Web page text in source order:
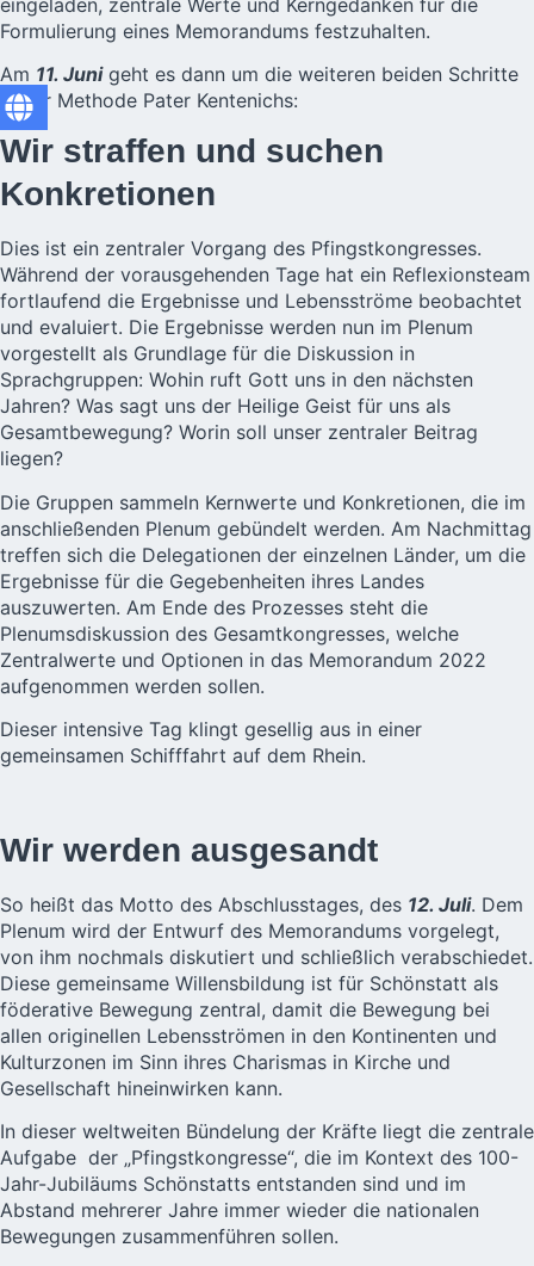
Formulierung eines Memorandums festzuhalten.
Am 11. Junigeht es dann um die weiteren beiden Schritte
in der Methode Pater Kentenichs:
Wir straffen und suchen
Konkretionen
Dies ist ein zentraler Vorgang des Pfingstkongresses.
Während der vorausgehenden Tage hat ein Reflexionsteam
fortlaufend die Ergebnisse und Lebensströme beobachtet
und evaluiert. Die Ergebnisse werden nun im Plenum
vorgestellt als Grundlage für die Diskussion in
Sprachgruppen: Wohin ruft Gott uns in den nächsten
Jahren? Was sagt uns der Heilige Geist für uns als
Gesamtbewegung? Worin soll unser zentraler Beitrag
liegen?
Die Gruppen sammeln Kernwerte und Konkretionen, die im
anschließenden Plenum gebündelt werden. Am Nachmittag
treffen sich die Delegationen der einzelnen Länder, um die
Ergebnisse für die Gegebenheiten ihres Landes
auszuwerten. Am Ende des Prozesses steht die
Plenumsdiskussion des Gesamtkongresses, welche
Zentralwerte und Optionen in das Memorandum 2022
aufgenommen werden sollen.
Dieser intensive Tag klingt gesellig aus in einer
gemeinsamen Schifffahrt auf dem Rhein.
Wir werden ausgesandt
So heißt das Motto des Abschlusstages, des 12. Juli. Dem
Plenum wird der Entwurf des Memorandums vorgelegt,
von ihm nochmals diskutiert und schließlich verabschiedet.
Diese gemeinsame Willensbildung ist für Schönstatt als
föderative Bewegung zentral, damit die Bewegung bei
allen originellen Lebensströmen in den Kontinenten und
Kulturzonen im Sinn ihres Charismas in Kirche und
Gesellschaft hineinwirken kann.
In dieser weltweiten Bündelung der Kräfte liegt die zentrale
Aufgabe der „Pfingstkongresse“, die im Kontext des 100-
Jahr-Jubiläums Schönstatts entstanden sind und im
Abstand mehrerer Jahre immer wieder die nationalen
Bewegungen zusammenführen sollen.